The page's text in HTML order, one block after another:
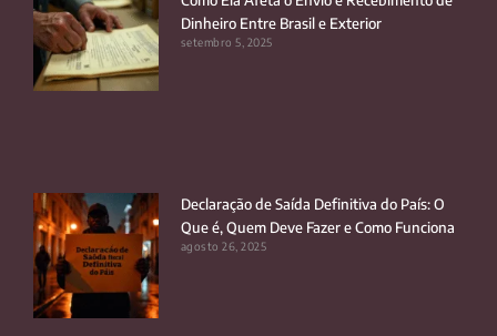
Dinheiro Entre Brasil e Exterior
setembro 5, 2025
Declaração de Saída Definitiva do País: O
Que é, Quem Deve Fazer e Como Funciona
agosto 26, 2025